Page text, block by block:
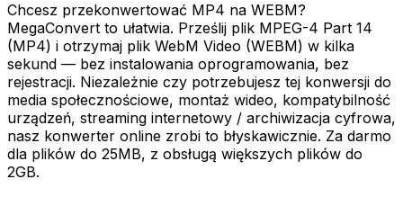
Chcesz przekonwertować MP4 na WEBM?
MegaConvert to ułatwia. Prześlij plik MPEG-4 Part 14
(MP4) i otrzymaj plik WebM Video (WEBM) w kilka
sekund — bez instalowania oprogramowania, bez
rejestracji. Niezależnie czy potrzebujesz tej konwersji do
media społecznościowe, montaż wideo, kompatybilność
urządzeń, streaming internetowy / archiwizacja cyfrowa,
nasz konwerter online zrobi to błyskawicznie. Za darmo
dla plików do 25MB, z obsługą większych plików do
2GB.